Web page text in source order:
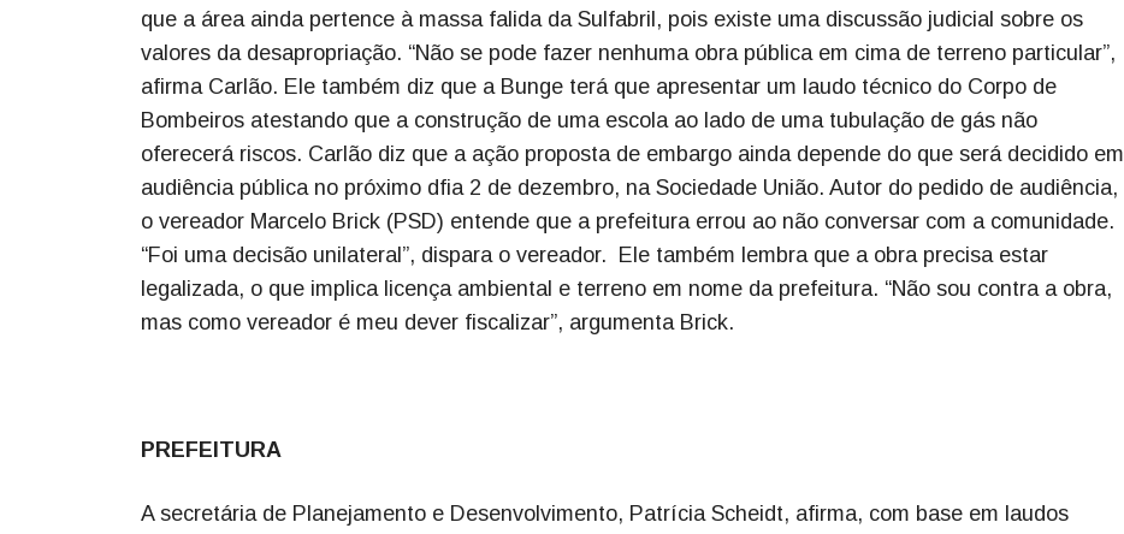
que a área ainda pertence à massa falida da Sulfabril, pois existe uma discussão judicial sobre os
valores da desapropriação. “Não se pode fazer nenhuma obra pública em cima de terreno particular”,
afirma Carlão. Ele também diz que a Bunge terá que apresentar um laudo técnico do Corpo de
Bombeiros atestando que a construção de uma escola ao lado de uma tubulação de gás não
oferecerá riscos. Carlão diz que a ação proposta de embargo ainda depende do que será decidido em
audiência pública no próximo dfia 2 de dezembro, na Sociedade União. Autor do pedido de audiência,
o vereador Marcelo Brick (PSD) entende que a prefeitura errou ao não conversar com a comunidade.
“Foi uma decisão unilateral”, dispara o vereador. Ele também lembra que a obra precisa estar
legalizada, o que implica licença ambiental e terreno em nome da prefeitura. “Não sou contra a obra,
mas como vereador é meu dever fiscalizar”, argumenta Brick.
PREFEITURA
A secretária de Planejamento e Desenvolvimento, Patrícia Scheidt, afirma, com base em laudos